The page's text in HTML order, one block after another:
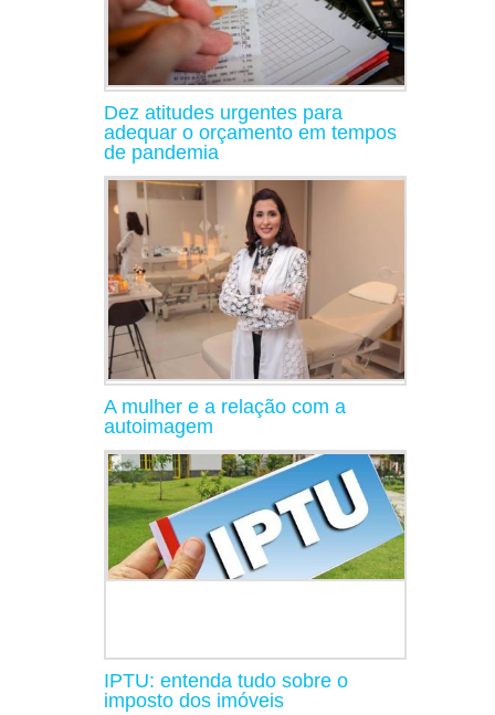
Dez atitudes urgentes para
adequar o orçamento em tempos
de pandemia
A mulher e a relação com a
autoimagem
IPTU: entenda tudo sobre o
imposto dos imóveis